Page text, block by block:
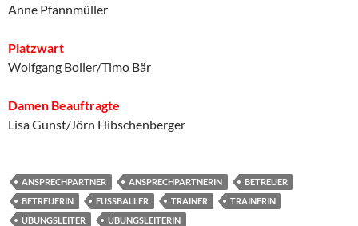
Anne Pfannmüller
Platzwart
Wolfgang Boller/Timo Bär
Damen Beauftragte
Lisa Gunst/Jörn Hibschenberger
ANSPRECHPARTNER ANSPRECHPARTNERIN
BETREUER
BETREUERIN
FUSSBALLER TRAINER
TRAINERIN
ÜBUNGSLEITER
ÜBUNGSLEITERIN